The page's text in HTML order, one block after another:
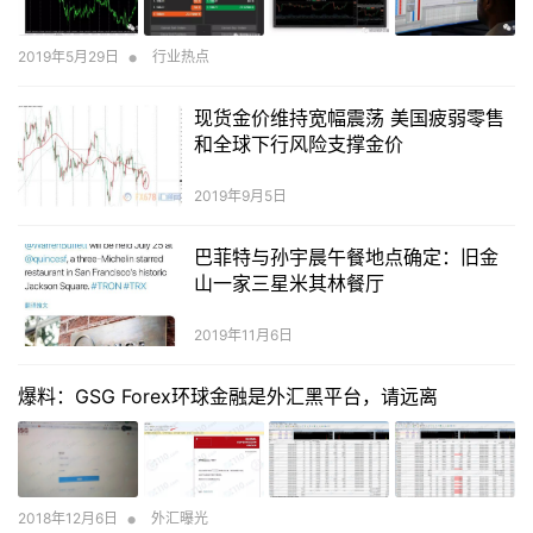
2019年5月29日 • 行业热点
现货金价维持宽幅震荡 美国疲弱零售
和全球下行风险支撑金价
2019年9月5日
巴菲特与孙宇晨午餐地点确定：旧金
山一家三星米其林餐厅
2019年11月6日
爆料：GSG Forex环球金融是外汇黑平台，请远离
2018年12月6日 • 外汇曝光